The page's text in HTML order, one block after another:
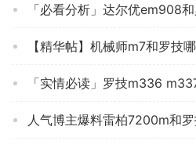
【精华帖】机械师m7和罗技
「实情必读」罗技m336